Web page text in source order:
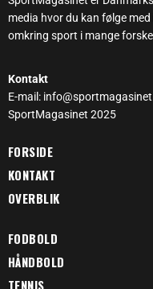
media hvor du kan følge med
omkring sport i mange
Kontakt
E-mail:
SportMagasinet 2025
FORSIDE
KONTAKT
OVERBLIK
FODBOLD
HÅNDBOLD
TENNIS